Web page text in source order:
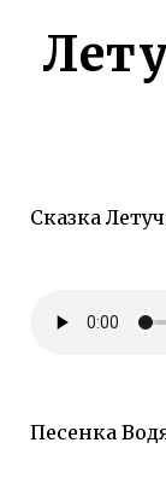
Сказка
Песенка